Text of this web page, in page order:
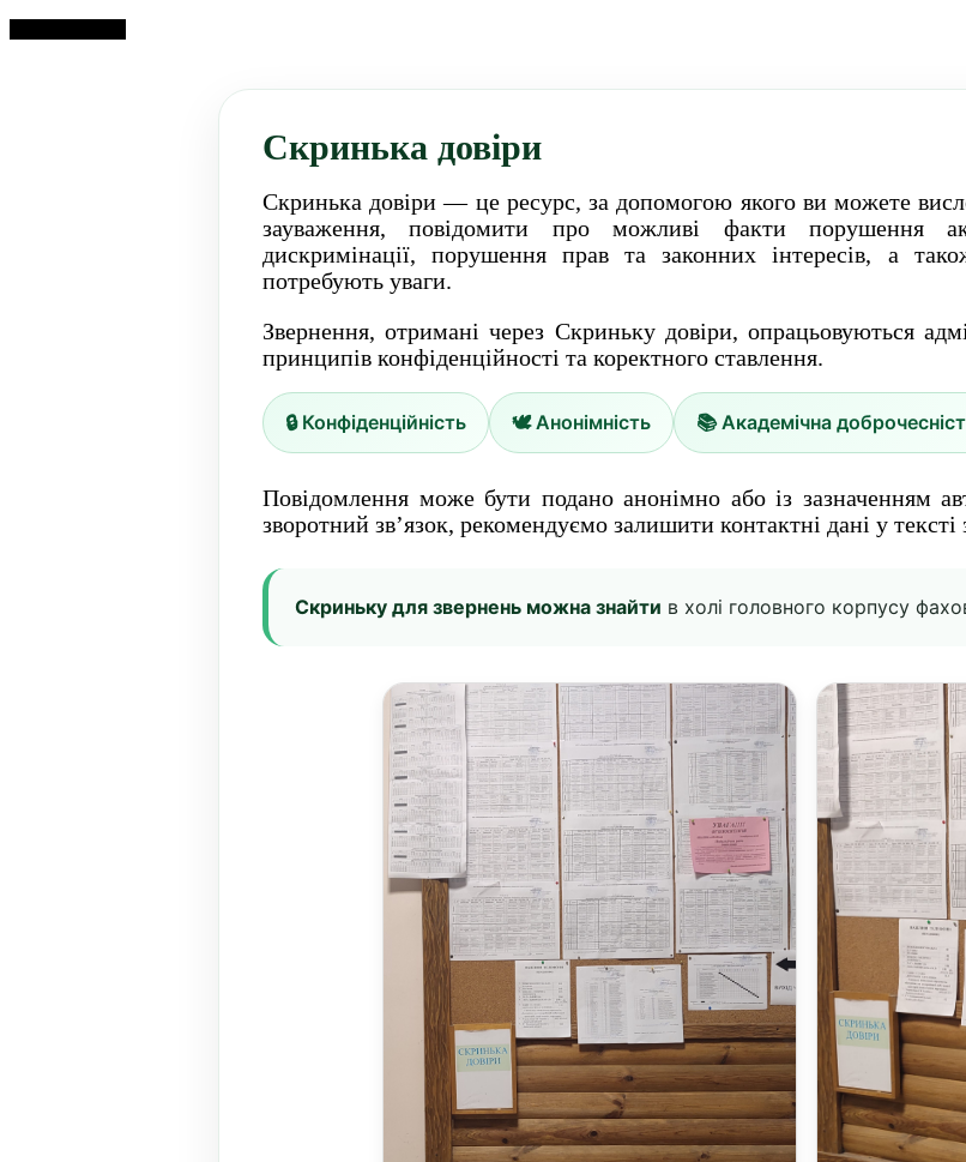
Скринька довіри
Скринька довіри — це ресурс, за допомогою якого ви можете
зауваження, повідомити про можливі факти порушення
дискримінації, порушення прав та законних інтересів, а
потребують уваги.
Звернення, отримані через Скриньку довіри, опрацьовуються
принципів конфіденційності та коректного ставлення.
🔒 Конфіденційність 🕊 Анонімність 📚 Академічна
Повідомлення може бути подано анонімно або із зазначенням
зворотний зв’язок, рекомендуємо залишити контактні дані у тексті
Скриньку для звернень можна знайти в холі головного корпусу